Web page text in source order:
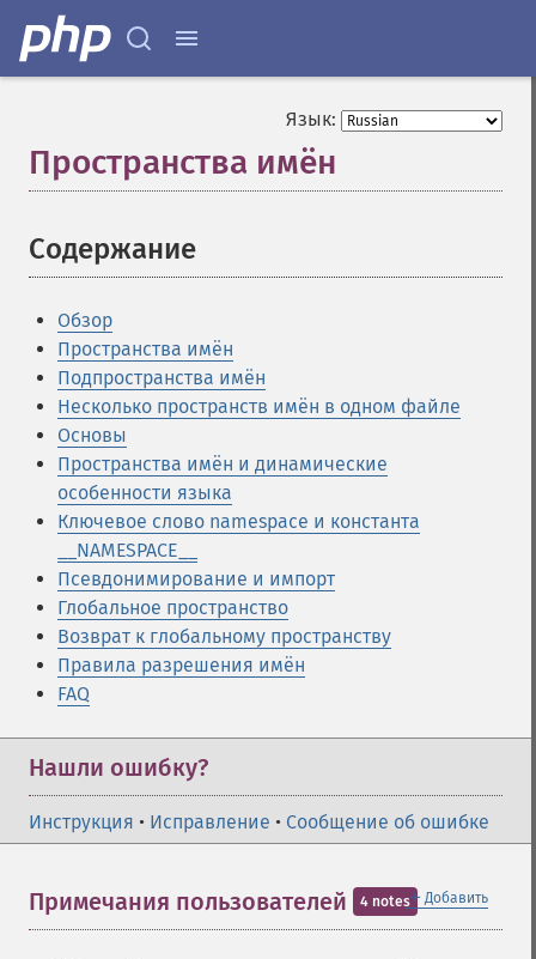
Язык:
Пространства имён
Содержание
Обзор
Пространства имён
Подпространства имён
Несколько пространств имён в одном файле
Основы
Пространства имён и динамические
особенности языка
Ключевое слово namespace и константа
__NAMESPACE__
Псевдонимирование и импорт
Глобальное пространство
Возврат к глобальному пространству
Правила разрешения имён
FAQ
Нашли ошибку?
Инструкция • Исправление • Сообщение об ошибке
＋ Добавить
Примечания пользователей 4 notes